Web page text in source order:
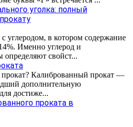
уголка: полный
углеродом, в котором содержание
Именно углерод и
определяют свойст...
прокат? Калиброванный прокат —
дополнительную
достиже...
проката в